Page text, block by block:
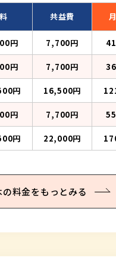
共益費
円 7,700円
円 7,700円
円 16,500円
円 7,700円
円 22,000円
料金をもっとみる